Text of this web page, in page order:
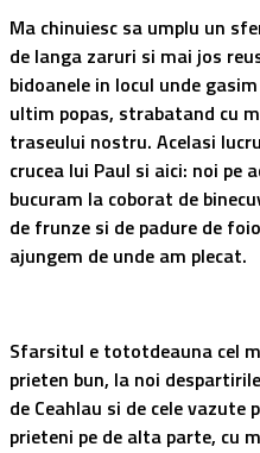
Ma chinuiesc sa umplu un
de langa zaruri si mai jos
bidoanele in locul unde
ultim popas, strabatand cu
traseului nostru. Acelasi
crucea lui Paul si aici: noi
bucuram la coborat de
de frunze si de padure de
ajungem de unde am plecat.
Sfarsitul e tototdeauna cel
prieten bun, la noi
de Ceahlau si de cele vazute
prieteni pe de alta parte, cu